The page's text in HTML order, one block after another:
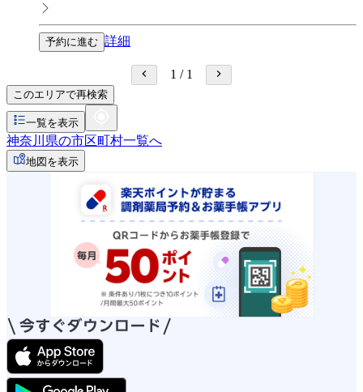
予約に進む 詳細
1 / 1
このエリアで再検索
一覧を表示
神奈川県の市区町村一覧へ
地図を表示